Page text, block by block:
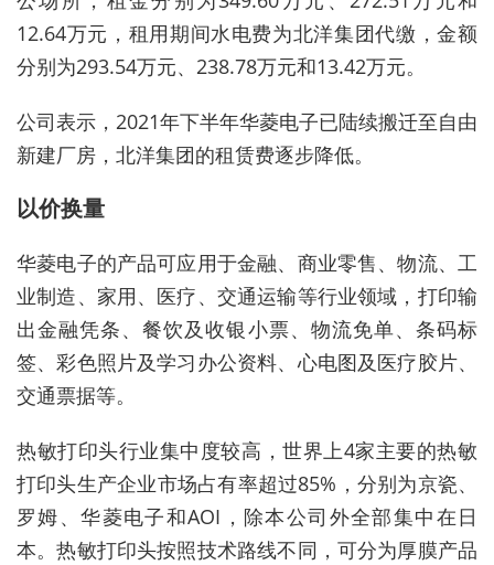
12.64万元，租用期间水电费为北洋集团代缴，金额
分别为293.54万元、238.78万元和13.42万元。
公司表示，2021年下半年华菱电子已陆续搬迁至自由
新建厂房，北洋集团的租赁费逐步降低。
以价换量
华菱电子的产品可应用于金融、商业零售、物流、工
业制造、家用、医疗、交通运输等行业领域，打印输
出金融凭条、餐饮及收银小票、物流免单、条码标
签、彩色照片及学习办公资料、心电图及医疗胶片、
交通票据等。
热敏打印头行业集中度较高，世界上4家主要的热敏
打印头生产企业市场占有率超过85%，分别为京瓷、
罗姆、华菱电子和AOI，除本公司外全部集中在日
本。热敏打印头按照技术路线不同，可分为厚膜产品